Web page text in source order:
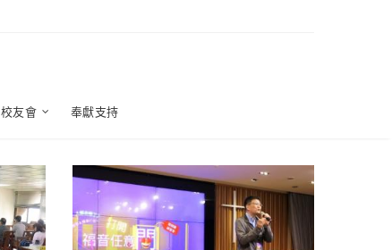
校友會 奉獻支持